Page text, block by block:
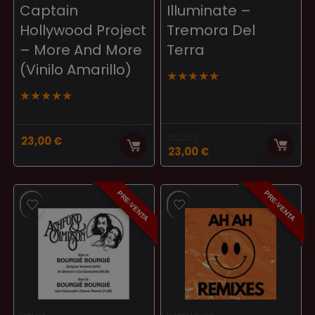
Captain
Hollywood Project
– More And More
(Vinilo Amarillo)
★★★★★
23,00€
Illuminate –
Tremora Del
Terra
★★★★★
25,00 €
El
precio
era:
25,00 €.
23,00€El
precio
actual
23,00 €.
PRE-VENTA PRE-VENTA